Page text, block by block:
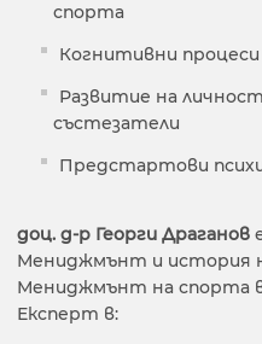
спорта
Когнитивни
Развитие на
състезатели
Предстартови
доц. д-р Георги Драганов
Мениджмънт и история
Мениджмънт на спорта
Експерт в: